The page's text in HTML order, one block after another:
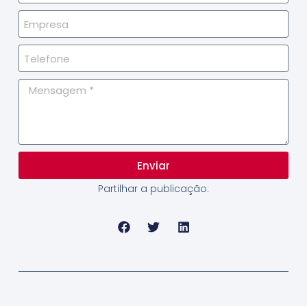
Enviar
Partilhar a publicação: